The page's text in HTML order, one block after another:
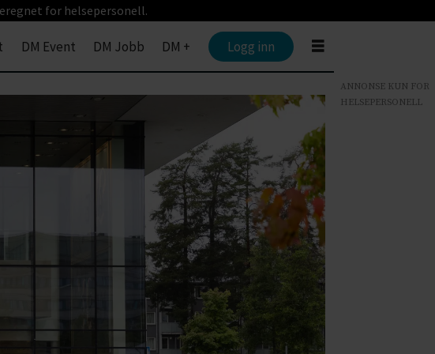
for helsepersonell.
DM Event DM Jobb DM + Logg inn
ANNONSE KUN FOR
HELSEPERSONELL